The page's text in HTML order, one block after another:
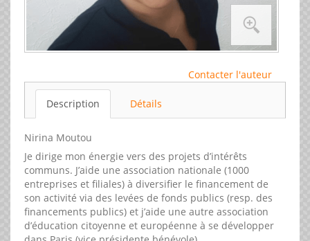
Contacter l'auteur
Description Détails
Nirina Moutou
Je dirige mon énergie vers des projets d’intérêts
communs. J’aide une association nationale (1000
entreprises et filiales) à diversifier le financement de
son activité via des levées de fonds publics (resp. des
financements publics) et j’aide une autre association
d’éducation citoyenne et européenne à se développer